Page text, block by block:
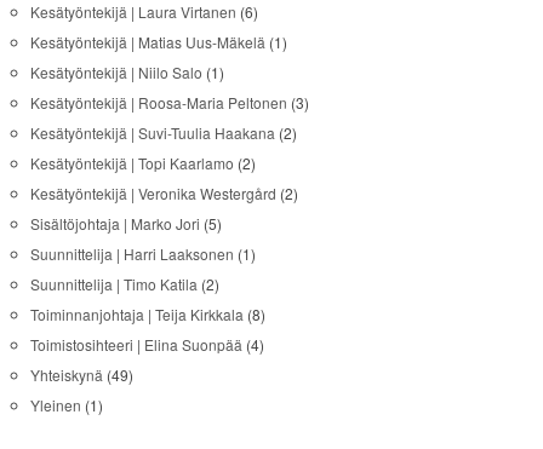
Kesätyöntekijä | Laura Virtanen (6)
Kesätyöntekijä | Matias Uus-Mäkelä (1)
Kesätyöntekijä | Niilo Salo (1)
Kesätyöntekijä | Roosa-Maria Peltonen (3)
Kesätyöntekijä | Suvi-Tuulia Haakana (2)
Kesätyöntekijä | Topi Kaarlamo (2)
Kesätyöntekijä | Veronika Westergård (2)
Sisältöjohtaja | Marko Jori (5)
Suunnittelija | Harri Laaksonen (1)
Suunnittelija | Timo Katila (2)
Toiminnanjohtaja | Teija Kirkkala (8)
Toimistosihteeri | Elina Suonpää (4)
Yhteiskynä (49)
Yleinen (1)